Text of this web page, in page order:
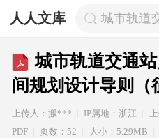
人人文库 城市轨道
城市轨道交通
间规划设计导则（
上传人：搬*** IP属地：浙江
PDF
页数：52 大小：5.29MB